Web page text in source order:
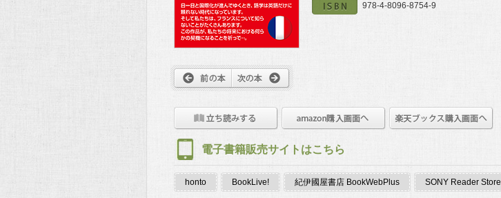
978-4-8096-8754-9
電子書籍販売サイトはこちら
honto BookLive! 紀伊國屋書店 BookWebPlus SONY Reader Store